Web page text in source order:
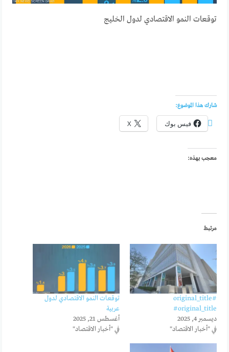
توقعات النمو الاقتصادي لدول الخليج
شارك هذا الموضوع:
فيس بوك X
معجب بهذه:
مرتبط
#original_title
#original_title
ديسمبر 4, 2025
في "أخبار الاقتصاد"
توقعات النمو الاقتصادي لدول
عربية
أغسطس 21, 2025
في "أخبار الاقتصاد"